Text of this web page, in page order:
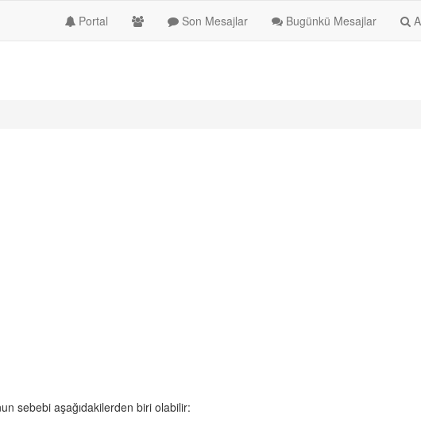
Portal Son Mesajlar Bugünkü Mesajlar
sebebi aşağıdakilerden biri olabilir: